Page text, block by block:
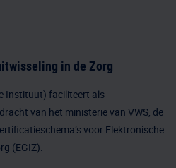
in de Zorg
Instituut) faciliteert als
van het ministerie van VWS, de
voor Elektronische
(EGIZ).